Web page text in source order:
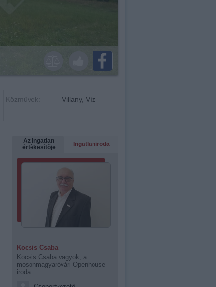
Közművek: Villany, Víz
Az ingatlan
értékesítője
Ingatlaniroda
Kocsis Csaba
Kocsis Csaba vagyok, a
mosonmagyaróvári Openhouse
iroda...